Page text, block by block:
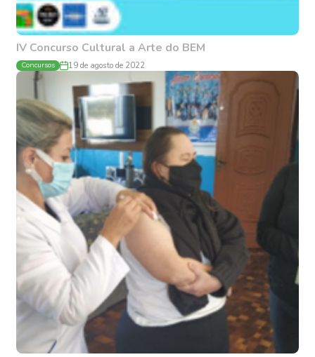
IV Concurso Cultural a Arte do BEM
Concursos 19 de agosto de 2022